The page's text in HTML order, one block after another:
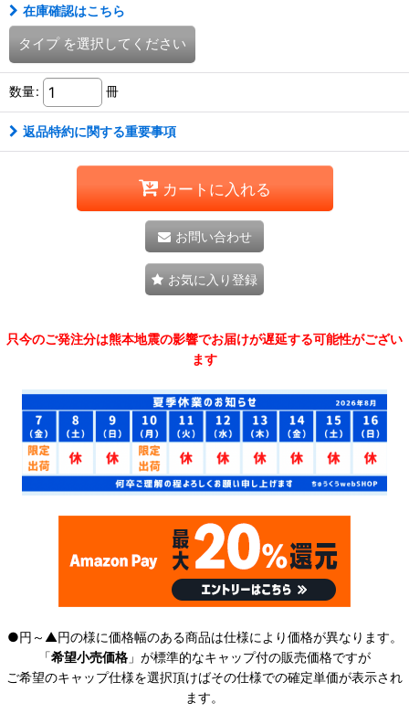
在庫確認はこちら
タイプ を選択してください
数量: 冊
返品特約に関する重要事項
カートに入れる
お問い合わせ
お気に入り登録
只今のご発注分は熊本地震の影響でお届けが遅延する可能性がござい
ます
●円～▲円の様に価格幅のある商品は仕様により価格が異なります。
「希望小売価格 」が標準的なキャップ付の販売価格ですが
ご希望のキャップ仕様を選択頂けばその仕様での確定単価が表示され
ます。